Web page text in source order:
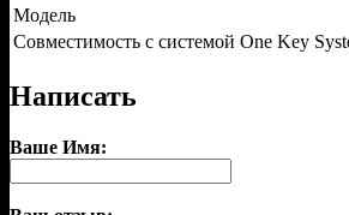
Модель
Совместимость с системой One Key
Написать
Ваше Имя: